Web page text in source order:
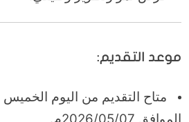
موعد التقديم: